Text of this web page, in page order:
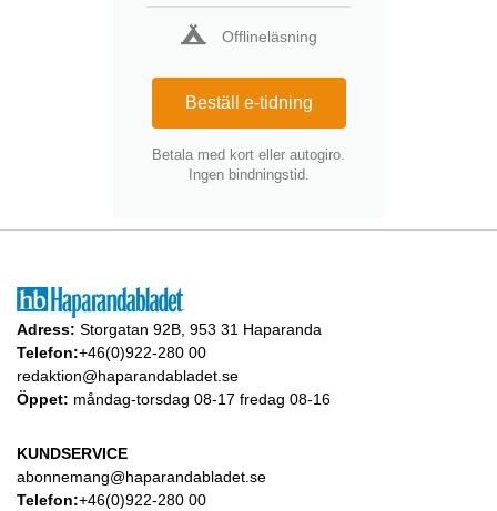
Offlineläsning
Beställ e-tidning
Betala med kort eller autogiro.
Ingen bindningstid.
Adress: Storgatan 92B, 953 31 Haparanda
Telefon:+46(0)922-280 00
redaktion@haparandabladet.se
Öppet: måndag-torsdag 08-17 fredag 08-16
KUNDSERVICE
abonnemang@haparandabladet.se
Telefon:+46(0)922-280 00